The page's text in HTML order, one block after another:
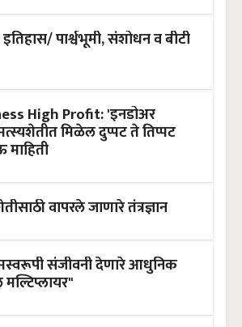
पार्श्वभूमी, संशोधन व बीटी
High Profit: 'इनडोअर
मिळेल दुप्पट ते तिप्पट
वापरले जाणारे तंत्रज्ञान
संजीवनी‌ देणारे आधुनिक
मल्टिप्लायर"